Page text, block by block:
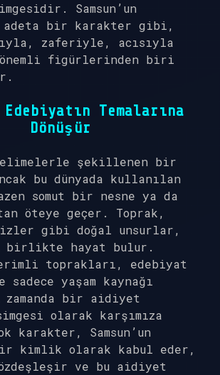
Samsun’un
adeta bir karakter gibi,
zaferiyle, acısıyla
önemli figürlerinden biri
Temalarına
Dönüşür
şekillenen bir
bu dünyada kullanılan
somut bir nesne ya da
öteye geçer. Toprak,
gibi doğal unsurlar,
birlikte hayat bulur.
verimli toprakları, edebiyat
yaşam kaynağı
bir aidiyet
olarak karşımıza
karakter, Samsun’un
kimlik olarak kabul eder,
ve bu aidiyet